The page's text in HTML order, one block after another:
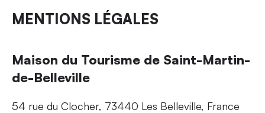
MENTIONS LÉGALES
Maison du Tourisme de Saint-Martin-
de-Belleville
54 rue du Clocher, 73440 Les Belleville, France